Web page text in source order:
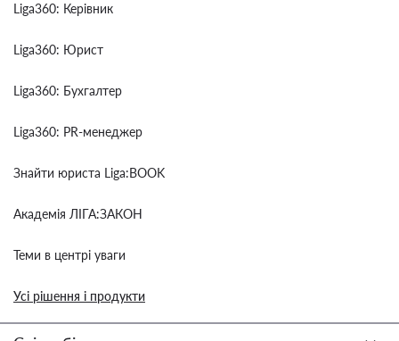
Liga360: Керівник
Liga360: Юрист
Liga360: Бухгалтер
Liga360: PR-менеджер
Знайти юриста Liga:BOOK
Академія ЛІГА:ЗАКОН
Теми в центрі уваги
Усі рішення і продукти